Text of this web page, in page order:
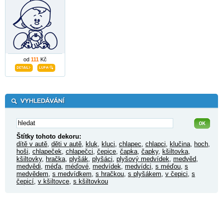
od 111 Kč
Štítky tohoto dekoru:
dítě v autě děti v autě kluk kluci chlapec chlapci klučina hoch
hoši chlapeček chlapečci čepice čapka čapky, kšiltovka
kšiltovky, hračka plyšák plyšáci plyšový medvídek medvěd
medvědi méďa méďové medvídek medvídci s méďou s
medvědem s medvídkem s hračkou s plyšákem v čepici s
čepicí v kšiltovce s kšiltovkou